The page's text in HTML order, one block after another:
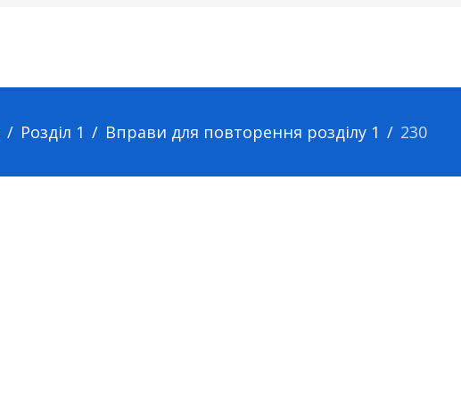
Розділ 1 Вправи для повторення розділу 1 230